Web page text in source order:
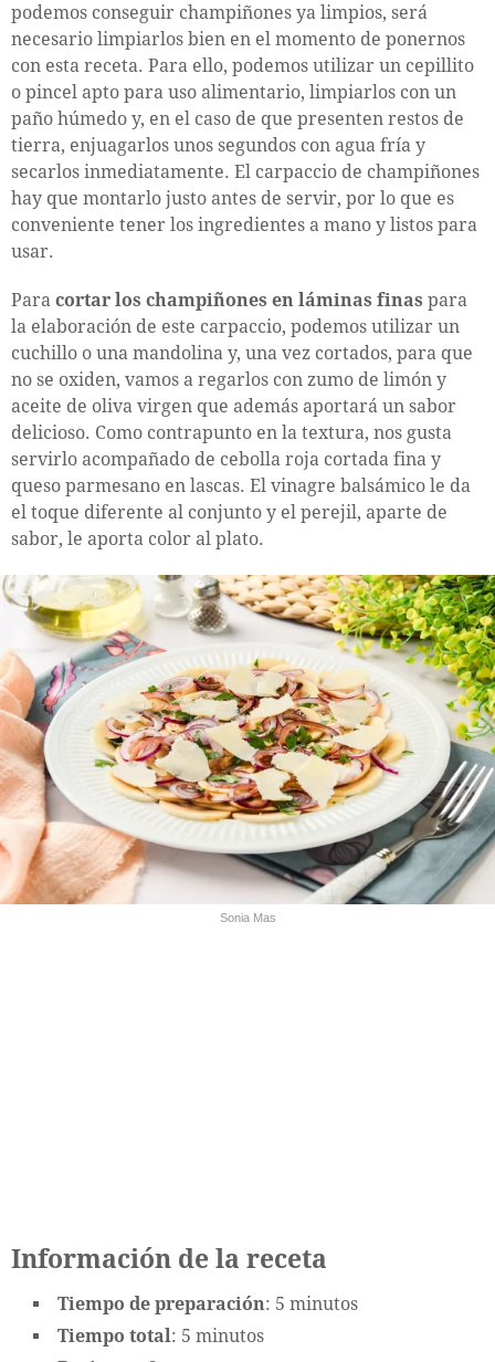
podemos conseguir champiñones ya limpios, será
necesario limpiarlos bien en el momento de ponernos
con esta receta. Para ello, podemos utilizar un cepillito
o pincel apto para uso alimentario, limpiarlos con un
paño húmedo y, en el caso de que presenten restos de
tierra, enjuagarlos unos segundos con agua fría y
secarlos inmediatamente. El carpaccio de champiñones
hay que montarlo justo antes de servir, por lo que es
conveniente tener los ingredientes a mano y listos para
usar.
Para cortar los champiñones en láminas finas para
la elaboración de este carpaccio, podemos utilizar un
cuchillo o una mandolina y, una vez cortados, para que
no se oxiden, vamos a regarlos con zumo de limón y
aceite de oliva virgen que además aportará un sabor
delicioso. Como contrapunto en la textura, nos gusta
servirlo acompañado de cebolla roja cortada fina y
queso parmesano en lascas. El vinagre balsámico le da
el toque diferente al conjunto y el perejil, aparte de
sabor, le aporta color al plato.
Sonia Mas
Información de la receta
Tiempo de preparación: 5 minutos
Tiempo total: 5 minutos